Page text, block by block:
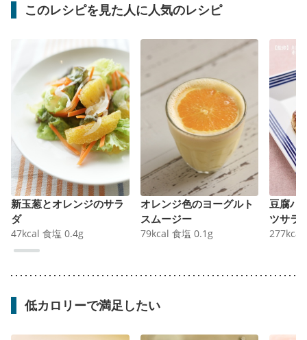
このレシピを見た人に人気のレシピ
新玉葱とオレンジのサラ
ダ
47kcal 食塩 0.4g
オレンジ色のヨーグルト
スムージー
79kcal 食塩 0.1 g
豆腐ハ
ツサラ
277kcal
低カロリーで満足したい